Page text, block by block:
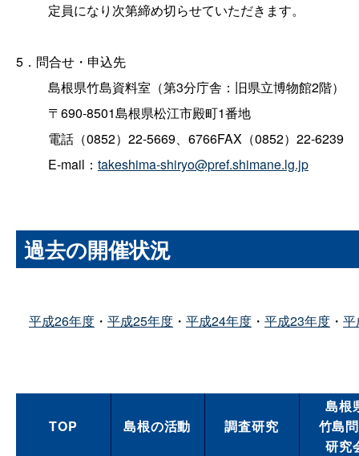
定員になり次第締め切らせていただきます。
5．問合せ・申込先
島根県竹島資料室（第3分庁舎：旧県立博物館2階）
〒690-8501島根県松江市殿町1番地
電話（0852）22-5669、6766FAX（0852）22-6239
E-mail： takeshima-shiryo@pref.shimane.lg.jp
過去の開催状況
平成26年度 ・ 平成25年度 ・ 平成24年度 ・ 平成23年度 ・
TOP 島根の活動 調査研究
島根
竹島
研究